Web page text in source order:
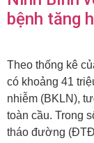
bệnh tăng
Theo thống kê
có khoảng 41
nhiễm (BKLN),
toàn cầu. Trong
tháo đường